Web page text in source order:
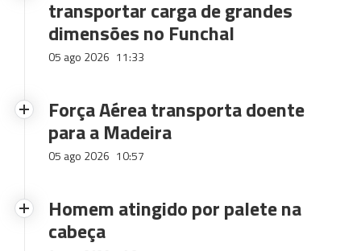
transportar carga de grandes
dimensões no Funchal
05 ago 2026 11:33
Força Aérea transporta doente
para a Madeira
05 ago 2026 10:57
Homem atingido por palete na
cabeça